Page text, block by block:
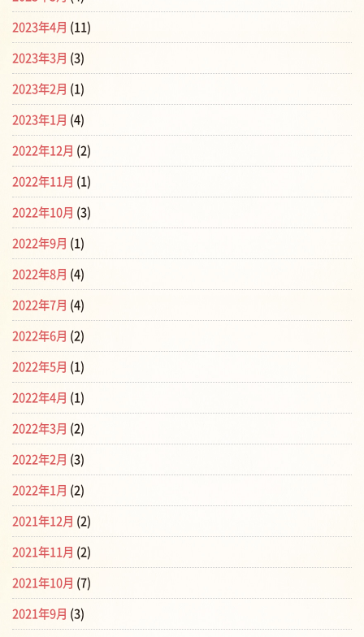
2023年4月 (11)
2023年3月 (3)
2023年2月 (1)
2023年1月 (4)
2022年12月 (2)
2022年11月 (1)
2022年10月 (3)
2022年9月 (1)
2022年8月 (4)
2022年7月 (4)
2022年6月 (2)
2022年5月 (1)
2022年4月 (1)
2022年3月 (2)
2022年2月 (3)
2022年1月 (2)
2021年12月 (2)
2021年11月 (2)
2021年10月 (7)
2021年9月 (3)